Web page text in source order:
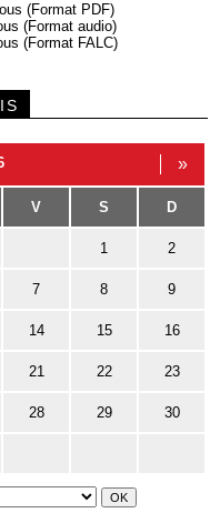
(Format PDF)
(Format audio)
(Format FALC)
»
V S D
1 2
7 8 9
14 15 16
21 22 23
28 29 30